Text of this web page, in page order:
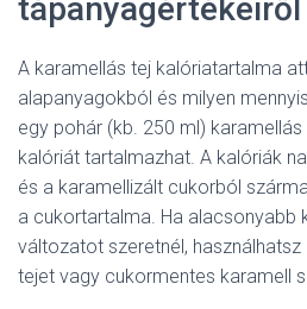
tápanyagértékeiről
A karamellás tej kalóriatartalma
alapanyagokból és milyen
egy pohár (kb. 250 ml)
kalóriát tartalmazhat. A kalóriák
és a karamellizált cukorból
a cukortartalma. Ha alacsonyabb
változatot szeretnél,
tejet vagy cukormentes karamell